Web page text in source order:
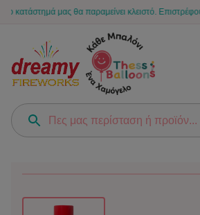
μας θα παραμείνει κλειστό. Επιστρέφουμε